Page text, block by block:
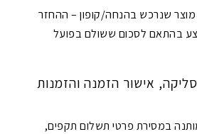
שנרכש בהנחה/קופון – ההחזר
בהתאם לסכום ששולם בפועל
אישור הזמנה והזמנות
במסירת פרטי תשלום תקפים,